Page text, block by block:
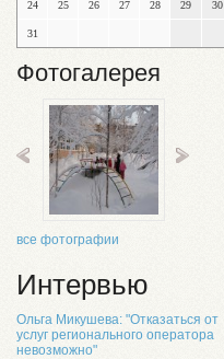
24 25 26 27 28 29 30
31
Фотогалерея
все фотографии
Интервью
Ольга Микушева: "Отказаться от
услуг регионального оператора
невозможно"